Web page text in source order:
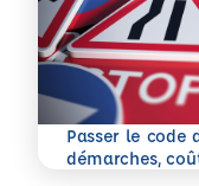
Passer le code
démarches,
En savoir plus